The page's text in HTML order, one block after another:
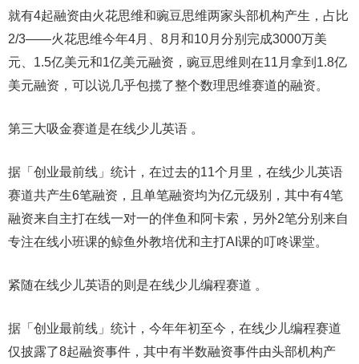
就有4起融资由火花思维和豌豆思维两家头部机构产生，占比
2/3——火花思维今年4月、8月和10月分别完成3000万美
元、1.5亿美元和1亿美元融资，豌豆思维则在11月拿到1.8亿
美元融资，可以说几乎包揽了整个数理思维赛道的融资。
第三大吸金赛道是在线少儿英语 。
据「创业最前线」统计，在过去的11个月里，在线少儿英语
赛道共产生6笔融资，且单笔融资均为亿元级别，其中有4笔
融资来自主打在线一对一的伴鱼和阿卡索，另外2笔分别来自
专注在线小班课的鲸鱼外教培优和主打AI课的叮咚课堂。
紧随在线少儿英语的则是在线少儿编程赛道 。
据「创业最前线」统计，今年年初至今，在线少儿编程赛道
仅披露了8起融资事件，其中有半数融资事件由头部机构产